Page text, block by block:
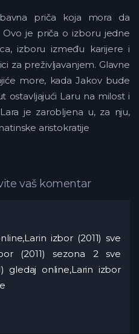
priča koja mora da
je priča o izboru jedne
izboru između karijere i
za preživljavanjem. Glavne
more, kada Jakov bude
ostavljajući Laru na milost i
je zarobljena u, za nju,
aristokratije
vaš komentar
izbor (2011) sve
(2011) sezona 2 sve
gledaj online,Larin izbor